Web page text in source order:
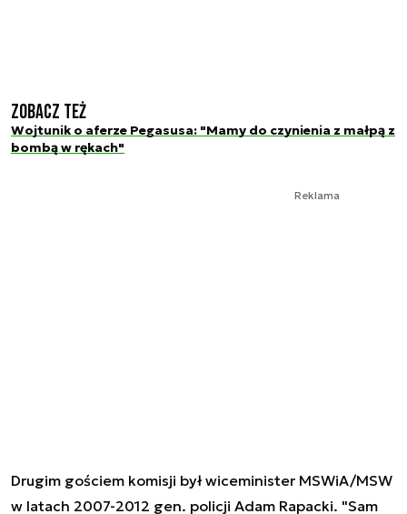
Zobacz też
Wojtunik o aferze Pegasusa: "Mamy do czynienia z małpą z
bombą w rękach"
Reklama
Drugim gościem komisji był wiceminister MSWiA/MSW
w latach 2007-2012 gen. policji Adam Rapacki. "Sam